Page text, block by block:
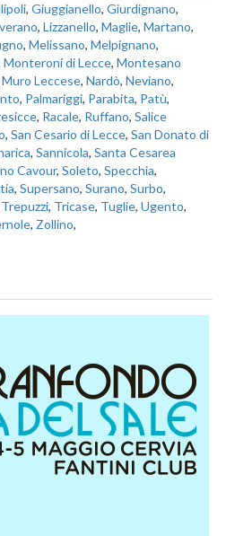
, Giuggianello, Giurdignano,
, Lizzanello, Maglie, Martano,
, Melissano, Melpignano,
Monteroni di Lecce, Montesano
Muro Leccese, Nardò, Neviano,
, Palmariggi, Parabita, Patù,
, Racale, Ruffano, Salice
, San Cesario di Lecce, San Donato di
, Sannicola, Santa Cesarea
Cavour, Soleto, Specchia,
, Supersano, Surano, Surbo,
Trepuzzi, Tricase, Tuglie, Ugento,
, Zollino,